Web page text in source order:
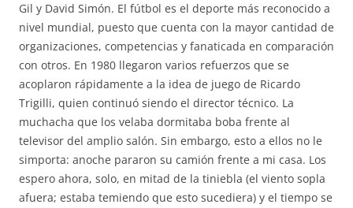
Gil y David Simón. El fútbol es el deporte más reconocido a
nivel mundial, puesto que cuenta con la mayor cantidad de
organizaciones, competencias y fanaticada en comparación
con otros. En 1980 llegaron varios refuerzos que se
acoplaron rápidamente a la idea de juego de Ricardo
Trigilli, quien continuó siendo el director técnico. La
muchacha que los velaba dormitaba boba frente al
televisor del amplio salón. Sin embargo, esto a ellos no le
simporta: anoche pararon su camión frente a mi casa. Los
espero ahora, solo, en mitad de la tiniebla (el viento sopla
afuera; estaba temiendo que esto sucediera) y el tiempo se